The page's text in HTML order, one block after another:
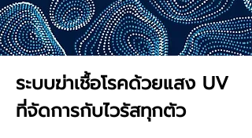
ระบบฆ่าเชื้อโรคด้วยแสง UV
ที่จัดการกับไวรัสทุกตัว